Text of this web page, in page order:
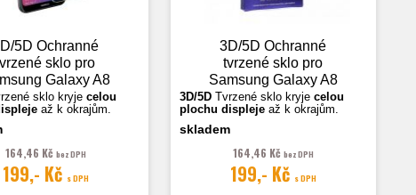
5D Ochranné
sklo pro
Galaxy A8
(A530), černá
sklo kryje celou
až k okrajům.
jsou ilustrační.
164,46 Kč bez DPH
199,- Kč s DPH
3D/5D Ochranné
tvrzené sklo pro
Samsung Galaxy A8
2018 (A530),
transparent
3D/5DTvrzené sklo kryje celou
plochu displeje až k okrajům.
Fotografie jsou ilustrační.
skladem
164,46 Kč bez DPH
199,- Kč s DPH